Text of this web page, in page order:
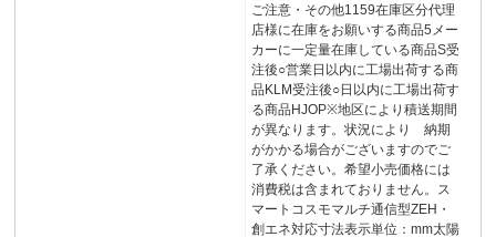
ご注意・その他1159在庫区分代理
店様に在庫をお願いする商品5メー
カーに一定量在庫している商品S受
注後○営業日以内に工場出荷する商
品KLM受注後○日以内に工場出荷す
る商品HJOP※地区により積送期間
が異なります。状況により 納期
がかかる場合がございますのでご
了承ください。希望小売価格には
消費税は含まれておりません。ス
マートコスモマルチ通信型ZEH・
創エネ対応寸法表示単位：mm太陽